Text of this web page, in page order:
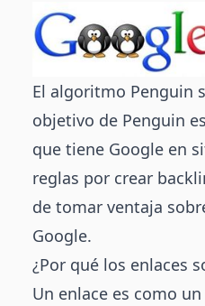
El algoritmo Penguin
objetivo de Penguin
que tiene Google en
reglas por crear
de tomar ventaja
Google.
¿Por qué los enlaces
Un enlace es como